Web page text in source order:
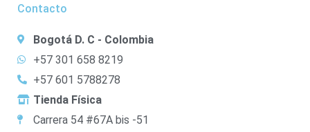
Contacto
Bogotá D. C - Colombia
+57 301 658 8219
+57 601 5788278
Tienda Física
Carrera 54 #67A bis -51